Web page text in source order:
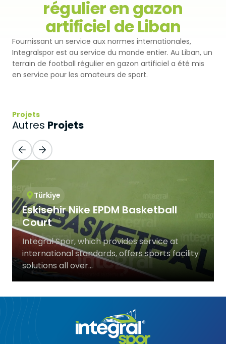
Pistes d'athlétisme
Terrain de Padel
Clubs de Padel
Terrains de Pickleball
Terrains de Tennis
Terrains de Squash
Tribune en Acier
Terrains de Basketball
Terrains de Volley-ball
Terrains Polyvalents
Monoturf
PowerGrass
Remplissage
Gazon Pour Padel
Gazon de Golf
Gazon Hybride
Gazon Naturel
Revêtement Par Pulvérisation
Revêtement de Sol en PU
Revêtement en PU
PVC Sportif
Revêtement Acrylique
Coussin Amortisseur Drainé
Coussin Amortisseur en PE
régulier en gazon
artificiel de Liban
Fournissant un service aux normes internationales,
Integralspor est au service du monde entier. Au Liban, un
terrain de football régulier en gazon artificiel a été mis
en service pour les amateurs de sport.
Projets
Autres Projets
Türkiye
Eskisehir Nike EPDM Basketball
Court
Integral Spor, which provides service at
international standards, offers sports facility
solutions all over...